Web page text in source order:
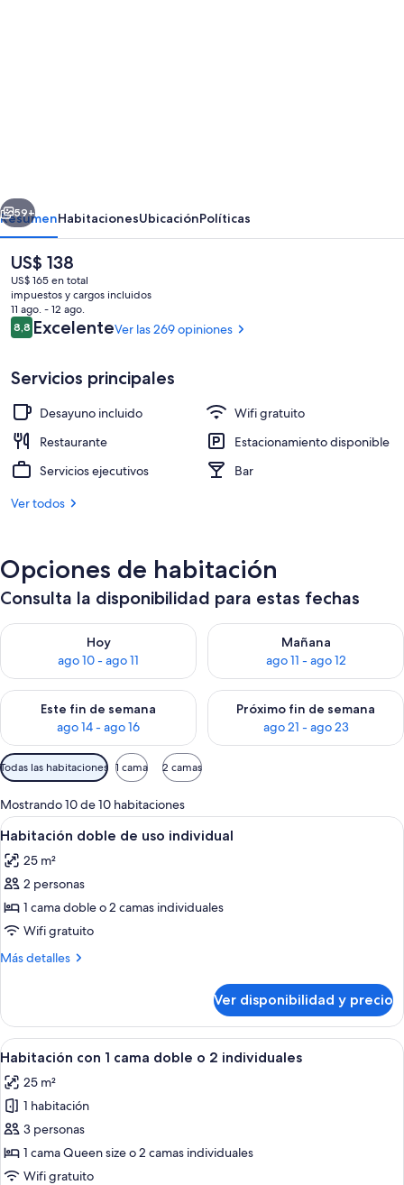
Escritorio, tabla de planchar con
Siguiente
59+
ResumenHabitacionesUbicaciónPolíticas
El
precio
actual
es
de
US$ 138
US$ 138
US$ 165 en total
impuestos y cargos incluidos
11 ago. - 12 ago.
Opiniones
8,88,8 de 10
ExcelenteVer las 269 opiniones
Servicios principales
Desayuno incluido
Wifi gratuito
Restaurante
Estacionamiento disponible
Servicios ejecutivos
Bar
Ver todos
Opciones de habitación
Consulta la disponibilidad para estas fechas
Hoy
ago 10 - ago 11
Consulta la disponibilidad para hoy ago 10 - ago 11
Mañana
ago 11 - ago 12
Consulta la disponibilidad
Este fin de semana
ago 14 - ago 16
Consulta la disponibilidad para este fin de semana ago 14 -
Próximo fin de semana
ago 21 - ago 23
Consulta la disponibilidad
Filtros
disponibles
para
las
habitaciones
Todas las habitaciones 1 cama 2 camas
Mostrando 10 de 10 habitaciones
Ver
todas
las
fotos
de
Habitación
doble
individual
Un dormitorio con una cama
3
Habitación doble de uso individual
25 m²
2 personas
1 cama doble o 2 camas individuales
Wifi gratuito
Más detalles
Más
doble
de
uso
Ver disponibilidad y precio
Ver
todas
las
fotos
de
Habitación
con
Un dormitorio con una cama
7
Habitación con 1 cama doble o 2 individuales
25 m²
1 habitación
3 personas
1 cama Queen size o 2 camas individuales
Wifi gratuito